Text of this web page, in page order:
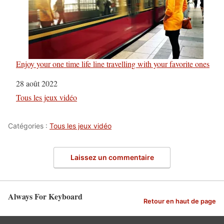
Enjoy your one time life line travelling with your favorite ones
Date
28 août 2022
Par rapport à
Tous les jeux vidéo
Catégories : Tous les jeux vidéo
Laissez un commentaire
Always For Keyboard Retour en haut de page